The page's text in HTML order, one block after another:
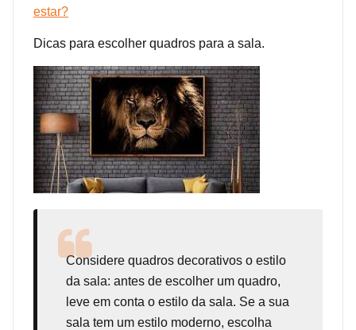
estar?
Dicas para escolher quadros para a sala.
Considere quadros decorativos o estilo
da sala: antes de escolher um quadro,
leve em conta o estilo da sala. Se a sua
sala tem um estilo moderno, escolha